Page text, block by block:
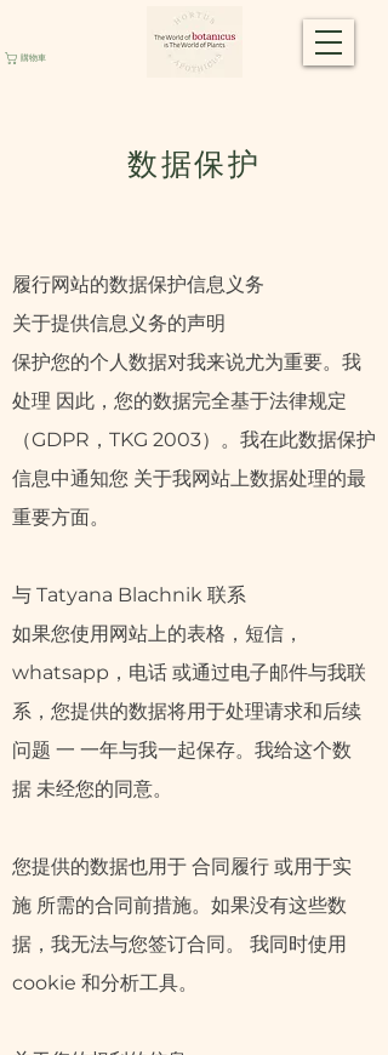
購物車
数据保护
履行网站的数据保护信息义务
关于提供信息义务的声明
保护您的个人数据对我来说尤为重要。我
处理 因此，您的数据完全基于法律规定
（GDPR，TKG 2003）。我在此数据保护
信息中通知您 关于我网站上数据处理的最
重要方面。
与 Tatyana Blachnik 联系
如果您使用网站上的表格，短信，
whatsapp，电话 或通过电子邮件与我联
系，您提供的数据将用于处理请求和后续
问题 一 一年与我一起保存。我给这个数
据 未经您的同意。
您提供的数据也用于 合同履行 或用于实
施 所需的合同前措施。如果没有这些数
据，我无法与您签订合同。 我同时使用
cookie 和分析工具。